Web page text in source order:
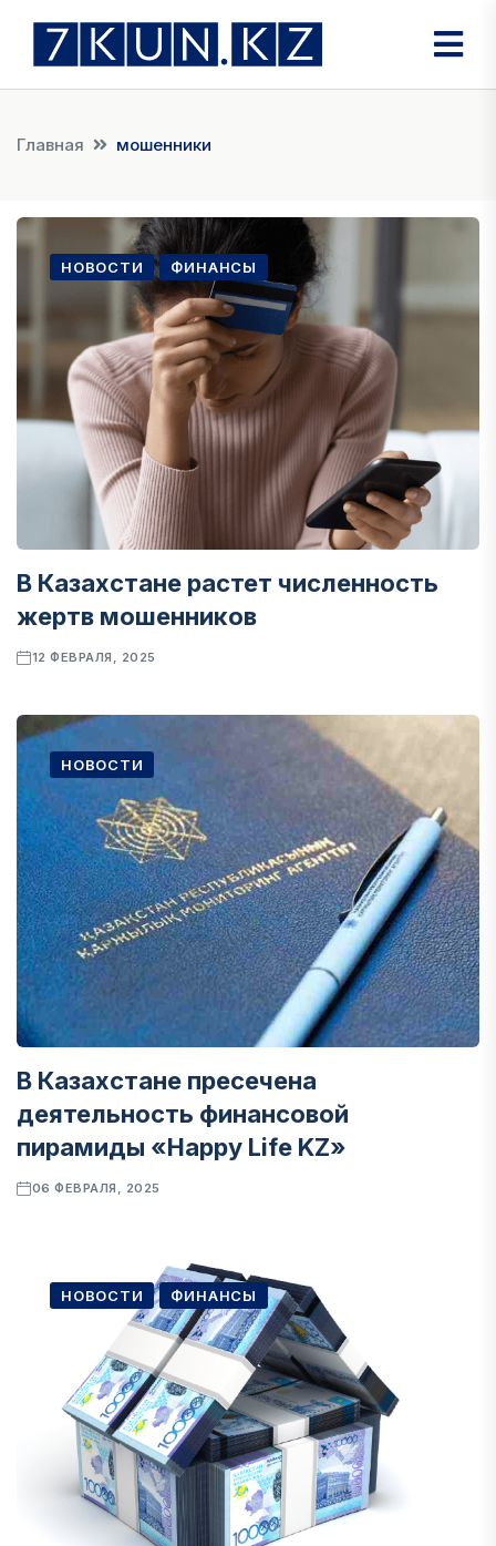
Главная мошенники
НОВОСТИ ФИНАНСЫ
В Казахстане растет численность
жертв мошенников
12 ФЕВРАЛЯ, 2025
НОВОСТИ
В Казахстане пресечена
деятельность финансовой
пирамиды «Happy Life KZ»
06 ФЕВРАЛЯ, 2025
НОВОСТИ ФИНАНСЫ